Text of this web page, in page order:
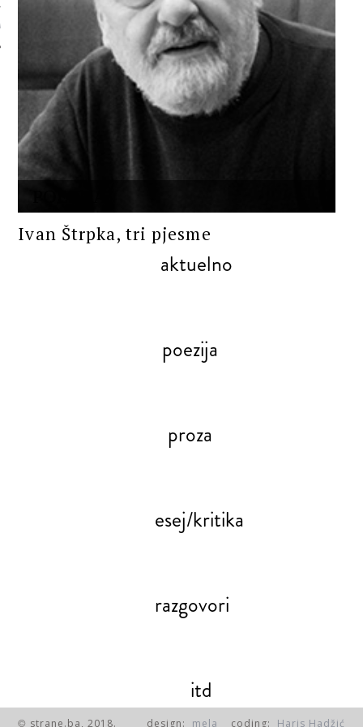
Ivan Štrpka, tri pjesme
aktuelno
poezija
proza
esej/kritika
razgovori
itd
© strane.ba, 2018. design: mela coding: Haris Hadžić